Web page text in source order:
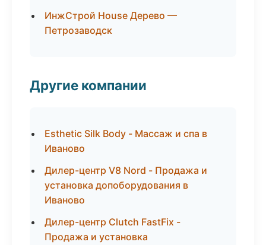
ИнжСтрой House Дерево —
Петрозаводск
Другие компании
Esthetic Silk Body - Массаж и спа в
Иваново
Дилер-центр V8 Nord - Продажа и
установка допоборудования в
Иваново
Дилер-центр Clutch FastFix -
Продажа и установка